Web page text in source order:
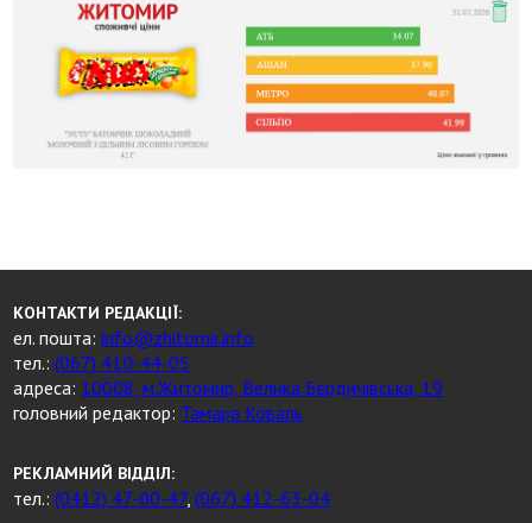
КОНТАКТИ РЕДАКЦІЇ:
ел. пошта:info@zhitomir.info
тел.:(067) 410-44-05
адреса: 10008, м.Житомир, Велика Бердичівська, 19
головний редактор: Тамара Коваль
РЕКЛАМНИЙ ВІДДІЛ:
тел.:(0412) 47-00-47,(067) 412-63-04